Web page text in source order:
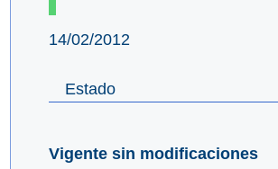
14/02/2012
Estado
Vigente sin modificaciones